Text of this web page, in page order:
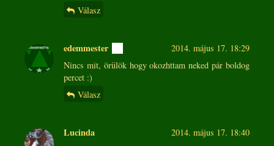
Válasz
edemmester
2014. május 17. 18:29
Nincs mit, örülök hogy okozhttam neked pár boldog
percet :)
Válasz
Lucinda
2014. május 17. 18:40